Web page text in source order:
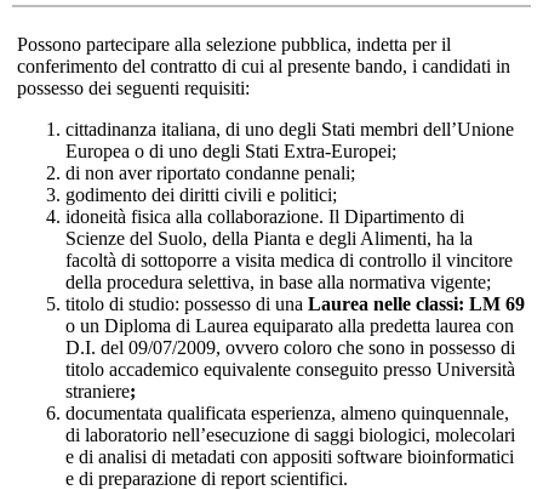
Possono partecipare alla selezione pubblica, indetta per il
conferimento del contratto di cui al presente bando, i candidati in
possesso dei seguenti requisiti:
cittadinanza italiana, di uno degli Stati membri dell’Unione
Europea o di uno degli Stati Extra-Europei;
di non aver riportato condanne penali;
godimento dei diritti civili e politici;
idoneità fisica alla collaborazione. Il Dipartimento di
Scienze del Suolo, della Pianta e degli Alimenti, ha la
facoltà di sottoporre a visita medica di controllo il vincitore
della procedura selettiva, in base alla normativa vigente;
titolo di studio: possesso di una Laurea nelle classi: LM 69
o un Diploma di Laurea equiparato alla predetta laurea con
D.I. del 09/07/2009, ovvero coloro che sono in possesso di
titolo accademico equivalente conseguito presso Università
straniere;
documentata qualificata esperienza, almeno quinquennale,
di laboratorio nell’esecuzione di saggi biologici, molecolari
e di analisi di metadati con appositi software bioinformatici
e di preparazione di report scientifici.